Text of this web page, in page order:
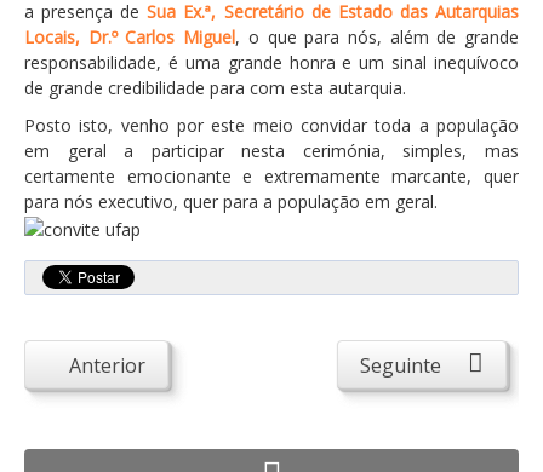
Tabela - Taxas e Licenças
Avarias na Iluminação Pública
AREIAS E PIAS
Contactos Úteis
Equipamentos
Culturais
Desportivos
Empresas
Património
a presença deSua Ex.ª, Secretário de Estado das Autarquias
Locais, Dr.º Carlos Miguel, o que para nós, além de grande
responsabilidade, é uma grande honra e um sinal inequívoco
de grande credibilidade para com esta autarquia.
Posto isto, venho por este meio convidar toda a população
em geral a participar nesta cerimónia, simples, mas
certamente emocionante e extremamente marcante, quer
para nós executivo, quer para a população em geral.
Anterior Seguinte